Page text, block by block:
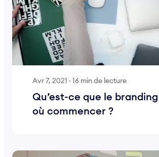
Avr 7, 2021 · 16 min de lecture
Qu’est-ce que le
où commencer ?